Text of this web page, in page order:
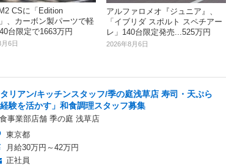
CSに「Edition
、カーボン製パーツで軽
台限定で1663万円
6日
アルファロメオ『ジュニア』、
「イブリダ スポルト スペチアー
レ」140台限定発売...525万円
2026年8月6日
リアン/キッチンスタッフ/季の庭浅草店 寿司・天ぷら
経験を活かす」和食調理スタッフ募集
事業部店舗 季の庭 浅草店
東京都
月給30万円～42万円
正社員